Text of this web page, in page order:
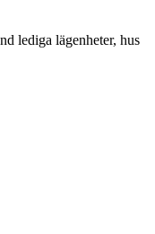
lediga lägenheter, hus